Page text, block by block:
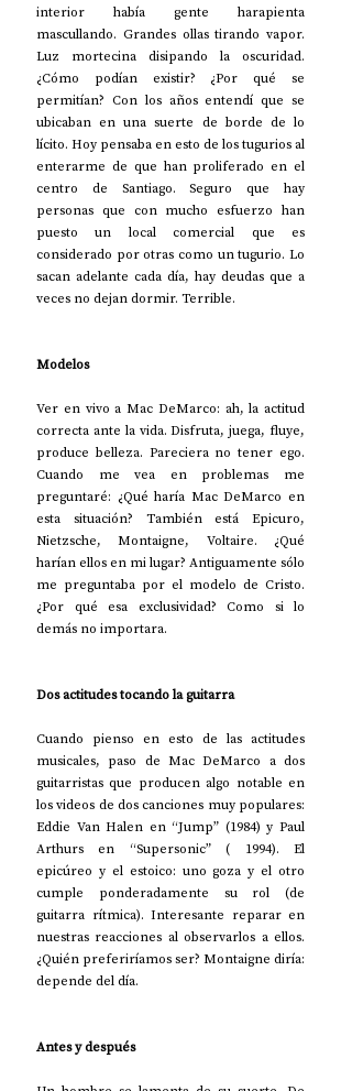
interior había gente harapienta
mascullando. Grandes ollas tirando vapor.
Luz mortecina disipando la oscuridad.
¿Cómo podían existir? ¿Por qué se
permitían? Con los años entendí que se
ubicaban en una suerte de borde de lo
lícito. Hoy pensaba en esto de los tugurios al
enterarme de que han proliferado en el
centro de Santiago. Seguro que hay
personas que con mucho esfuerzo han
puesto un local comercial que es
considerado por otras como un tugurio. Lo
sacan adelante cada día, hay deudas que a
veces no dejan dormir. Terrible.
Modelos
Ver en vivo a Mac DeMarco: ah, la actitud
correcta ante la vida. Disfruta, juega, fluye,
produce belleza. Pareciera no tener ego.
Cuando me vea en problemas me
preguntaré: ¿Qué haría Mac DeMarco en
esta situación? También está Epicuro,
Nietzsche, Montaigne, Voltaire. ¿Qué
harían ellos en mi lugar? Antiguamente sólo
me preguntaba por el modelo de Cristo.
¿Por qué esa exclusividad? Como si lo
demás no importara.
Dos actitudes tocando la guitarra
Cuando pienso en esto de las actitudes
musicales, paso de Mac DeMarco a dos
guitarristas que producen algo notable en
los videos de dos canciones muy populares:
Eddie Van Halen en “Jump” (1984) y Paul
Arthurs en “Supersonic” ( 1994). El
epicúreo y el estoico: uno goza y el otro
cumple ponderadamente su rol (de
guitarra rítmica). Interesante reparar en
nuestras reacciones al observarlos a ellos.
¿Quién preferiríamos ser? Montaigne diría:
depende del día.
Antes y después